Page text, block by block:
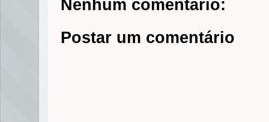
r
o
k
g
e
p
p
Nenhum comentário:
Postar um comentário